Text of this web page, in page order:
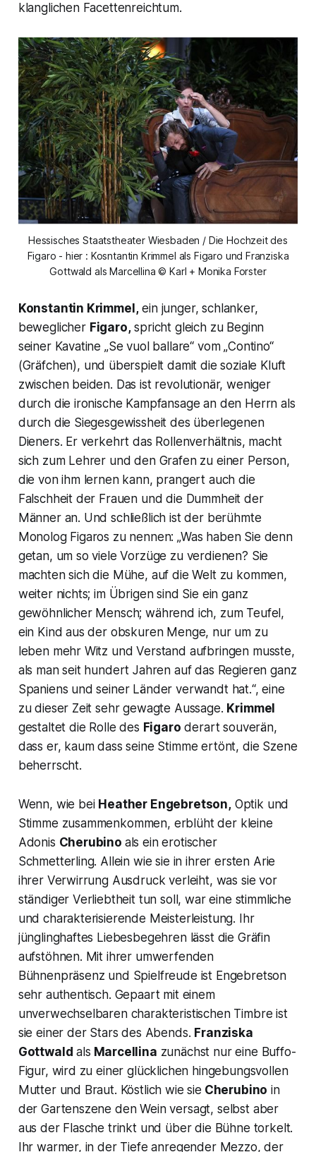
klanglichen Facettenreichtum.
Hessisches Staatstheater Wiesbaden / Die Hochzeit des
Figaro - hier : Kosntantin Krimmel als Figaro und Franziska
Gottwald als Marcellina © Karl + Monika Forster
Konstantin Krimmel,ein junger, schlanker,
beweglicher Figaro, spricht gleich zu Beginn
seiner Kavatine „Se vuol ballare“ vom„Contino“
(Gräfchen), und überspielt damit die soziale Kluft
zwischen beiden. Das ist revolutionär, weniger
durch die ironische Kampfansage an den Herrn als
durch die Siegesgewissheit des überlegenen
Dieners. Er verkehrt das Rollenverhältnis, macht
sich zum Lehrer und den Grafen zu einer Person,
die von ihm lernen kann, prangert auch die
Falschheit der Frauen und die Dummheit der
Männer an. Und schließlich ist der berühmte
Monolog Figaros zu nennen:„Was haben Sie denn
getan, um so viele Vorzüge zu verdienen? Sie
machten sich die Mühe, auf die Welt zu kommen,
weiter nichts; im Übrigen sind Sie ein ganz
gewöhnlicher Mensch; während ich, zum Teufel,
ein Kind aus der obskuren Menge, nur um zu
leben mehr Witz und Verstand aufbringen musste,
als man seit hundert Jahren auf das Regieren ganz
Spaniens und seiner Länder verwandt hat.“, eine
zu dieser Zeit sehr gewagte Aussage. Krimmel
gestaltet die Rolle des Figaro derart souverän,
dass er, kaum dass seine Stimme ertönt, die Szene
beherrscht.
Wenn, wie bei Heather Engebretson,Optik und
Stimme zusammenkommen, erblüht der kleine
Adonis Cherubino als ein erotischer
Schmetterling. Allein wie sie in ihrer ersten Arie
ihrer Verwirrung Ausdruck verleiht, was sie vor
ständiger Verliebtheit tun soll, war eine stimmliche
und charakterisierende Meisterleistung. Ihr
jünglinghaftes Liebesbegehren lässt die Gräfin
aufstöhnen. Mit ihrer umwerfenden
Bühnenpräsenz und Spielfreude ist Engebretson
sehr authentisch. Gepaart mit einem
unverwechselbaren charakteristischen Timbre ist
sie einer der Stars des Abends. Franziska
Gottwald als Marcellina zunächst nur eine Buffo-
Figur, wird zu einer glücklichen hingebungsvollen
Mutter und Braut. Köstlich wie sie Cherubino in
der Gartenszene den Wein versagt, selbst aber
aus der Flasche trinkt und über die Bühne torkelt.
Ihr warmer, in der Tiefe anregender Mezzo, der